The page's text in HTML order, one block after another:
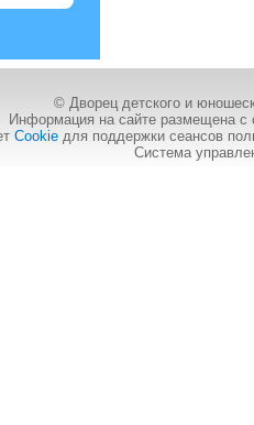
© Дворец детского и
Информация на сайте размещена с
Cookie для поддержки сеансов
Система